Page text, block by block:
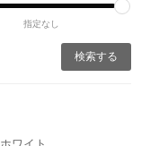
指定なし